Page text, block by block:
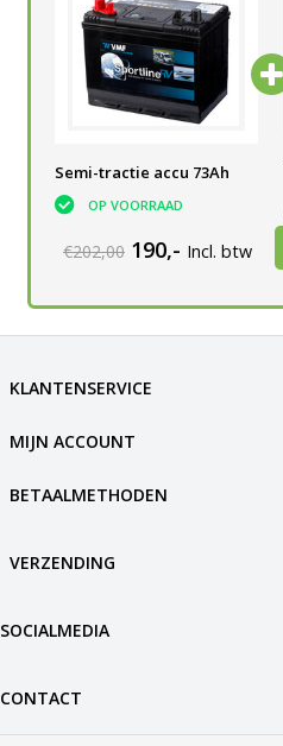
Semi-tractie accu 73Ah
OP VOORRAAD
Acculader 10A 12/24V
OP VOORRAAD
€202,00 190,- Incl. btw
KLANTENSERVICE
MIJN ACCOUNT
BETAALMETHODEN
VERZENDING
SOCIALMEDIA
CONTACT